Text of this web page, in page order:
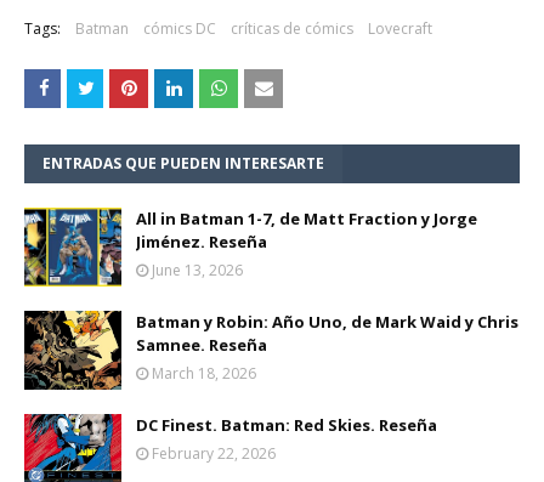
Tags: Batman cómics DC críticas de cómics Lovecraft
ENTRADAS QUE PUEDEN INTERESARTE
All in Batman 1-7, de Matt Fraction y Jorge
Jiménez. Reseña
June 13, 2026
Batman y Robin: Año Uno, de Mark Waid y Chris
Samnee. Reseña
March 18, 2026
DC Finest. Batman: Red Skies. Reseña
February 22, 2026